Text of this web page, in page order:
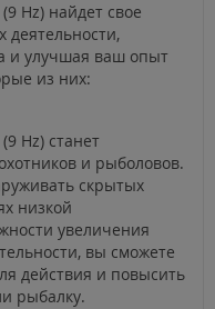
Hz) найдет свое
и улучшая ваш опыт
из них:
Hz) станет
и рыболовов.
скрытых
низкой
увеличения
вы сможете
действия и повысить
рыбалку.